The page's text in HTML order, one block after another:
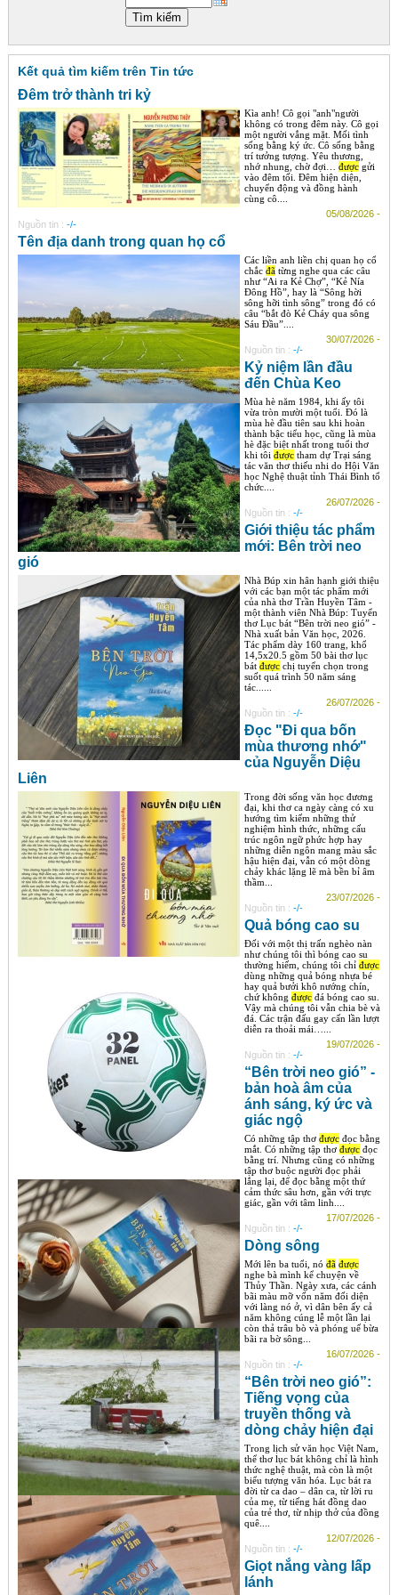
Liên hệ
Tìm kiếm
Kết quả tìm kiếm trên Tin tức
Đêm trở thành tri kỷ
Kìa anh! Cô gọi "anh"người
không có trong đêm này. Cô gọi
một người vắng mặt. Mối tình
sống bằng ký ức. Cô sống bằng
trí tưởng tượng. Yêu thương,
nhớ nhung, chờ đợi… đượcgửi
vào đêm tối. Đêm hiện diện,
chuyển động và đồng hành
cùng cô....
05/08/2026 -
Nguồn tin : -/-
Tên địa danh trong quan họ cổ
Các liền anh liền chị quan họ cổ
chắc đãtừng nghe qua các câu
như “Ai ra Kẻ Chợ”, “Kẻ Nía
Đông Hồ”, hay là “Sông hời
sông hỡi tình sông” trong đó có
câu “bắt đò Kẻ Cháy qua sông
Sáu Đầu”....
30/07/2026 -
Nguồn tin : -/-
Kỷ niệm lần đầu
đến Chùa Keo
Mùa hè năm 1984, khi ấy tôi
vừa tròn mười một tuổi. Đó là
mùa hè đầu tiên sau khi hoàn
thành bậc tiểu học, cũng là mùa
hè đặc biệt nhất trong tuổi thơ
khi tôi đượctham dự Trại sáng
tác văn thơ thiếu nhi do Hội Văn
học Nghệ thuật tỉnh Thái Bình tổ
chức....
26/07/2026 -
Nguồn tin : -/-
Giới thiệu tác phẩm
mới: Bên trời neo
gió
Nhà Búp xin hân hạnh giới thiệu
với các bạn một tác phẩm mới
của nhà thơ Trần Huyền Tâm -
một thành viên Nhà Búp: Tuyển
thơ Lục bát “Bên trời neo gió” -
Nhà xuất bản Văn học, 2026.
Tác phẩm dày 160 trang, khổ
14,5x20.5 gồm 50 bài thơ lục
bát đượcchị tuyển chọn trong
suốt quá trình 50 năm sáng
tác......
26/07/2026 -
Nguồn tin : -/-
Đọc "Đi qua bốn
mùa thương nhớ"
của Nguyễn Diệu
Liên
Trong đời sống văn học đương
đại, khi thơ ca ngày càng có xu
hướng tìm kiếm những thử
nghiệm hình thức, những cấu
trúc ngôn ngữ phức hợp hay
những diễn ngôn mang màu sắc
hậu hiện đại, vẫn có một dòng
chảy khác lặng lẽ mà bền bỉ âm
thầm...
23/07/2026 -
Nguồn tin : -/-
Quả bóng cao su
Đối với một thị trấn nghèo nàn
như chúng tôi thì bóng cao su
thường hiếm, chúng tôi chỉ được
dùng những quả bóng nhựa bé
hay quả bưởi khô nướng chín,
chứ không đượcđá bóng cao su.
Vậy mà chúng tôi vẫn chia bè và
đá. Các trận đấu gay cấn lần lượt
diễn ra thoải mái…...
19/07/2026 -
Nguồn tin : -/-
“Bên trời neo gió” -
bản hoà âm của
ánh sáng, ký ức và
giác ngộ
Có những tập thơ đượcđọc bằng
mắt. Có những tập thơ đượcđọc
bằng trí. Nhưng cũng có những
tập thơ buộc người đọc phải
lắng lại, để đọc bằng một thứ
cảm thức sâu hơn, gần với trực
giác, gần với tâm linh....
17/07/2026 -
Nguồn tin : -/-
Dòng sông
Mới lên ba tuổi, nó đã được
nghe bà mình kể chuyện về
Thủy Thần. Ngày xưa, các cánh
bãi màu mỡ vốn năm đối diện
với làng nó ở, vì dân bên ấy cả
năm không cúng lễ một lần lại
còn thả trâu bò và phóng uế bừa
bãi ra bờ sông...
16/07/2026 -
Nguồn tin : -/-
“Bên trời neo gió”:
Tiếng vọng của
truyền thống và
dòng chảy hiện đại
Trong lịch sử văn học Việt Nam,
thể thơ lục bát không chỉ là hình
thức nghệ thuật, mà còn là một
biểu tượng văn hóa. Lục bát ra
đời từ ca dao – dân ca, từ lời ru
của mẹ, từ tiếng hát đồng dao
của trẻ thơ, từ nhịp thở của đồng
quê....
12/07/2026 -
Nguồn tin : -/-
Giọt nắng vàng lấp
lánh